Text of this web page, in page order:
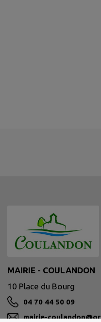
MAIRIE - COULANDON
10 Place du Bourg
04 70 44 50 09
mairie-